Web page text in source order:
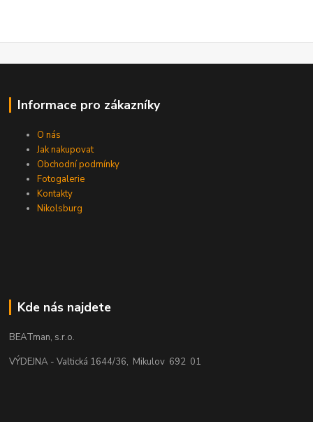
Informace pro zákazníky
O nás
Jak nakupovat
Obchodní podmínky
Fotogalerie
Kontakty
Nikolsburg
Kde nás najdete
BEATman, s.r.o.
VÝDEJNA - Valtická 1644/36, Mikulov 692 01